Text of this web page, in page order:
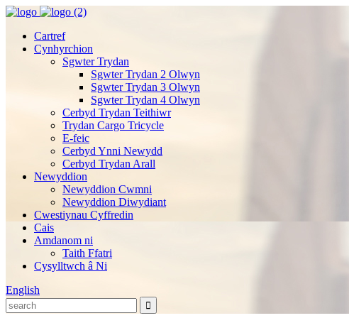
Cartref
Cynhyrchion
Sgwter Trydan
Sgwter Trydan 2 Olwyn
Sgwter Trydan 3 Olwyn
Sgwter Trydan 4 Olwyn
Cerbyd Trydan Teithiwr
Trydan Cargo Tricycle
E-feic
Cerbyd Ynni Newydd
Cerbyd Trydan Arall
Newyddion
Newyddion Cwmni
Newyddion Diwydiant
Cwestiynau Cyffredin
Cais
Amdanom ni
Taith Ffatri
Cysylltwch â Ni
English